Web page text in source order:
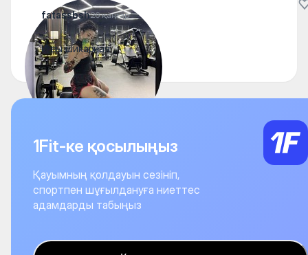
fatassbsh26 қаңтар
И вы шикарная
1Fit-ке қосылыңыз
Қауымның қолдауын сезініп,
спортпен шұғылдануға ниеттес
адамдарды табыңыз